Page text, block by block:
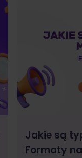
Jakie są
Formaty